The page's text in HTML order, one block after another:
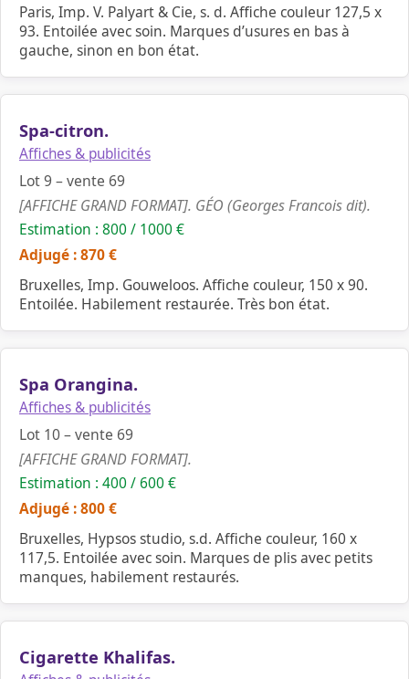
Paris, Imp. V. Palyart & Cie, s. d. Affiche couleur 127,5 x
93. Entoilée avec soin. Marques d’usures en bas à
gauche, sinon en bon état.
Spa-citron.
Affiches & publicités
Lot 9 – vente 69
[AFFICHE GRAND FORMAT]. GÉO (Georges Francois dit).
Estimation : 800 / 1000 €
Adjugé : 870 €
Bruxelles, Imp. Gouweloos. Affiche couleur, 150 x 90.
Entoilée. Habilement restaurée. Très bon état.
Spa Orangina.
Affiches & publicités
Lot 10 – vente 69
[AFFICHE GRAND FORMAT].
Estimation : 400 / 600 €
Adjugé : 800 €
Bruxelles, Hypsos studio, s.d. Affiche couleur, 160 x
117,5. Entoilée avec soin. Marques de plis avec petits
manques, habilement restaurés.
Cigarette Khalifas.